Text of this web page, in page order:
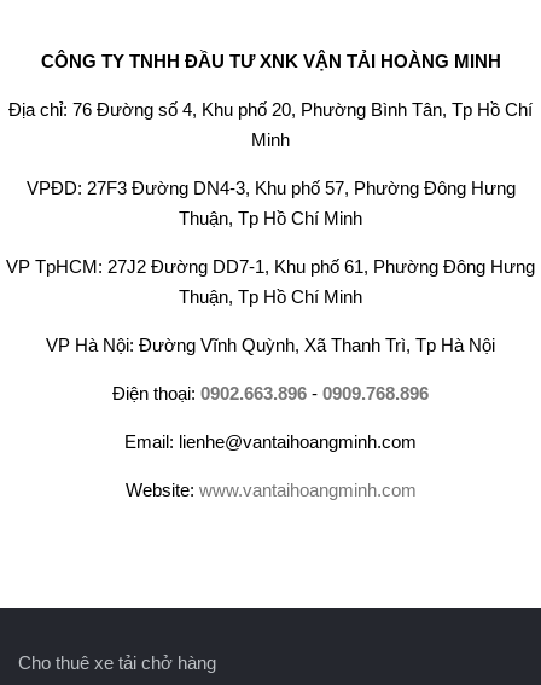
CÔNG TY TNHH ĐẦU TƯ XNK VẬN TẢI HOÀNG MINH
Địa chỉ: 76 Đường số 4, Khu phố 20, Phường Bình Tân, Tp Hồ Chí
Minh
VPĐD: 27F3 Đường DN4-3, Khu phố 57, Phường Đông Hưng
Thuận, Tp Hồ Chí Minh
VP TpHCM: 27J2 Đường DD7-1, Khu phố 61, Phường Đông Hưng
Thuận, Tp Hồ Chí Minh
VP Hà Nội: Đường Vĩnh Quỳnh, Xã Thanh Trì, Tp Hà Nội
Điện thoại: 0902.663.896 - 0909.768.896
Email: lienhe@vantaihoangminh.com
Website: www.vantaihoangminh.com
Cho thuê xe tải chở hàng